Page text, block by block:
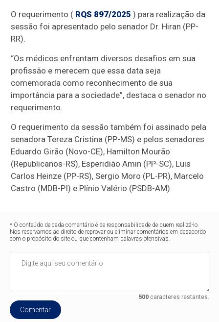
O requerimento ( RQS 897/2025 ) para realização da
sessão foi apresentado pelo senador Dr. Hiran (PP-
RR).
“Os médicos enfrentam diversos desafios em sua
profissão e merecem que essa data seja
comemorada como reconhecimento de sua
importância para a sociedade”, destaca o senador no
requerimento.
O requerimento da sessão também foi assinado pela
senadora Tereza Cristina (PP-MS) e pelos senadores
Eduardo Girão (Novo-CE), Hamilton Mourão
(Republicanos-RS), Esperidião Amin (PP-SC), Luis
Carlos Heinze (PP-RS), Sergio Moro (PL-PR), Marcelo
Castro (MDB-PI) e Plínio Valério (PSDB-AM).
* O conteúdo de cada comentário é de responsabilidade de quem realizá-lo.
Nos reservamos ao direito de reprovar ou eliminar comentários em desacordo
com o propósito do site ou que contenham palavras ofensivas.
500caracteres restantes.
Comentar